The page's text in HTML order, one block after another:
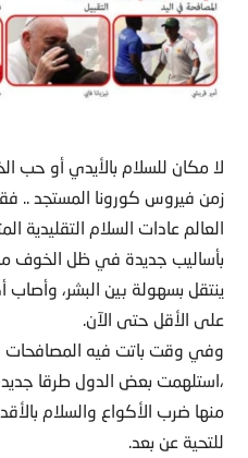
لا مكان للسلام بالأيدي أو حب
زمن فيروس كورونا المستجد ..
العالم عادات السلام التقليدية
بأساليب جديدة في ظل الخوف
على الأقل حتى الآن.
وفي وقت باتت فيه المصافحات
،استلهمت بعض الدول طرقا
منها ضرب الأكواع والسلام
للتحية عن بعد.